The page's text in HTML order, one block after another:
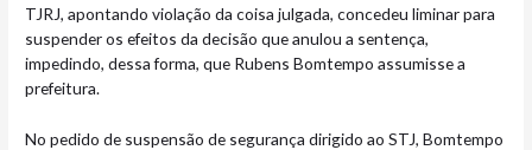
TJRJ, apontando violação da coisa julgada, concedeu liminar para
suspender os efeitos da decisão que anulou a sentença,
impedindo, dessa forma, que Rubens Bomtempo assumisse a
prefeitura.
No pedido de suspensão de segurança dirigido ao STJ, Bomtempo